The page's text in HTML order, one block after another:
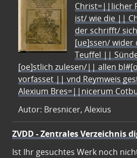
Christ=||licher
ist/ wie die ||
der schrifft/
[ue]ssen/ wider
Teuffel ||
[oe]stlich zulesen/|| allen
vorfasset || vnd Reymweis
Alexium Bres=||nicerum
Autor: Bresnicer, Alexius
ZVDD - Zentrales Verzeichnis
Ist Ihr gesuchtes Werk noch